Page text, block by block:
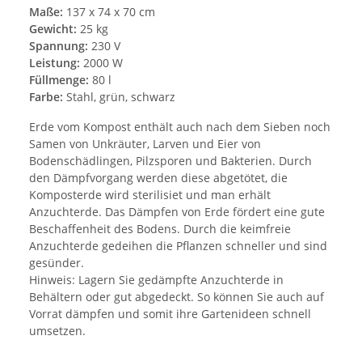
Maße: 137 x 74 x 70 cm
Gewicht: 25 kg
Spannung: 230 V
Leistung: 2000 W
Füllmenge: 80 l
Farbe: Stahl, grün, schwarz
Erde vom Kompost enthält auch nach dem Sieben noch
Samen von Unkräuter, Larven und Eier von
Bodenschädlingen, Pilzsporen und Bakterien. Durch
den Dämpfvorgang werden diese abgetötet, die
Komposterde wird sterilisiet und man erhält
Anzuchterde. Das Dämpfen von Erde fördert eine gute
Beschaffenheit des Bodens. Durch die keimfreie
Anzuchterde gedeihen die Pflanzen schneller und sind
gesünder.
Hinweis: Lagern Sie gedämpfte Anzuchterde in
Behältern oder gut abgedeckt. So können Sie auch auf
Vorrat dämpfen und somit ihre Gartenideen schnell
umsetzen.